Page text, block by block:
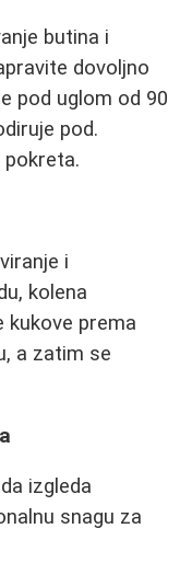
butina i
dovoljno
pod uglom od 90
pod.
i
kolena
kukove prema
a zatim se
izgleda
snagu za